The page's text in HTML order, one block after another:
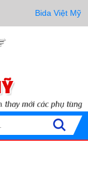
Bida Việt Mỹ